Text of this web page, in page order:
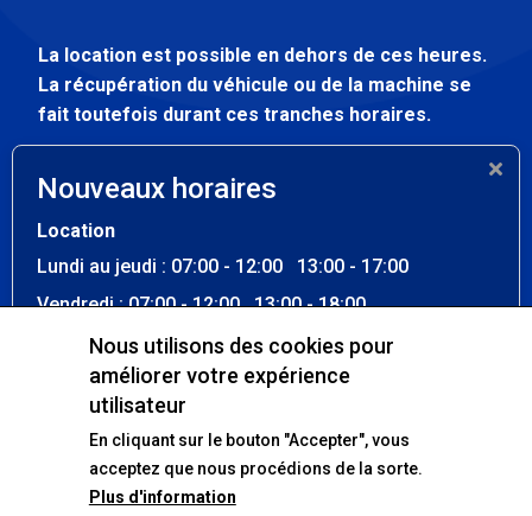
La location est possible en dehors de ces heures.
La récupération du véhicule ou de la machine se
fait toutefois durant ces tranches horaires.
Lundi au vendredi
Samedi - dimanche Fermé
Nos réseaux sociaux
Facebook
Nouveaux horaires
Location
Lundi au jeudi : 07:00 - 12:00 13:00 - 17:00
Vendredi : 07:00 - 12:00 13:00 - 18:00
Samedi : 07:00 - 12:30
Dimanche : Fermé
La location est possible en dehors de ces heures. La
récupération du véhicule ou de la machine se fait
toutefois durant ces tranches horaires.
Atelier
Nous utilisons des cookies pour
améliorer votre expérience
utilisateur
En cliquant sur le bouton "Accepter", vous
acceptez que nous procédions de la sorte.
Plus d'information